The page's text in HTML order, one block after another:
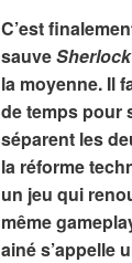
C’est
sauve
la moyenne. Il
de temps pour
séparent les
la réforme
un jeu qui
même
ainé s’appelle